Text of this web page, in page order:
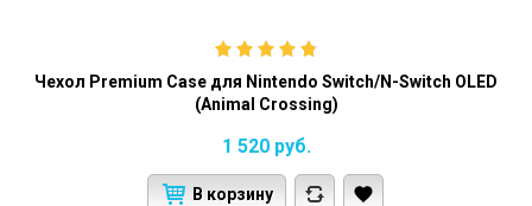
Чехол Premium Case для Nintendo Switch/N-Switch OLED
(Animal Crossing)
1 520 руб.
В корзину